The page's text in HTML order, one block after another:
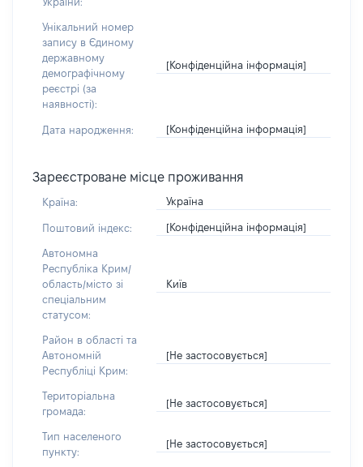
Унікальний номер
запису в Єдиному
державному
демографічному
реєстрі (за
наявності):
[Конфіденційна інформація]
Дата народження: [Конфіденційна інформація]
Зареєстроване місце проживання
Країна: Україна
Поштовий індекс: [Конфіденційна інформація]
Автономна
Республіка Крим/
область/місто зі
спеціальним
статусом:
Київ
Район в області та
Автономній
Республіці Крим:
[Не застосовується]
Територіальна
громада:
[Не застосовується]
Тип населеного
пункту:
[Не застосовується]